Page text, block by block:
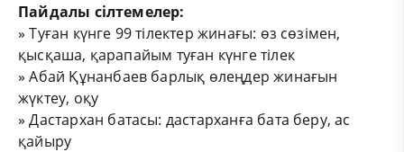
Пайдалы сілтемелер:
»Туған күнге 99 тілектер жинағы: өз сөзімен,
қысқаша, қарапайым туған күнге тілек
»Абай Құнанбаев барлық өлеңдер жинағын
жүктеу, оқу
»Дастархан батасы: дастарханға бата беру, ас
қайыру